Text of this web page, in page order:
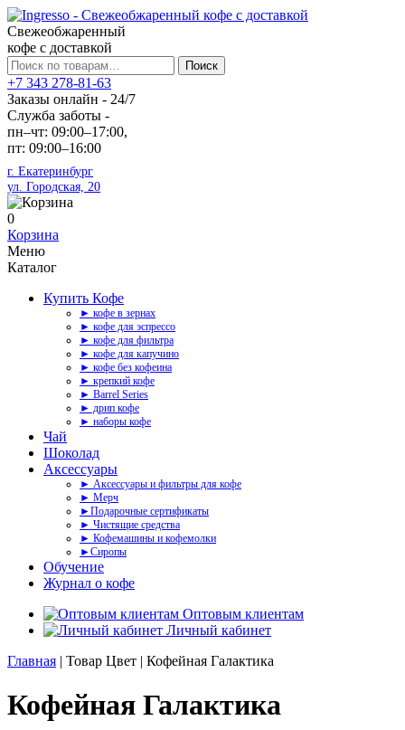
Свежеобжаренный
кофе с доставкой
Искать:
Поиск
+7 343 278-81-63
Заказы онлайн - 24/7
Служба заботы -
пн–чт: 09:00–17:00,
пт: 09:00–16:00
г. Екатеринбург
ул. Городская, 20
0
Корзина
Меню
Каталог
Купить Кофе
► кофе в зернах
► кофе для эспрессо
► кофе для фильтра
► кофе для капучино
► кофе без кофеина
► крепкий кофе
► Barrel Series
► дрип кофе
► наборы кофе
Чай
Шоколад
Аксессуары
► Аксессуары и фильтры для кофе
► Мерч
►Подарочные сертификаты
► Чистящие средства
► Кофемашины и кофемолки
►Сиропы
Обучение
Журнал о кофе
Оптовым клиентам
Личный кабинет
Главная | Товар Цвет | Кофейная Галактика
Кофейная Галактика